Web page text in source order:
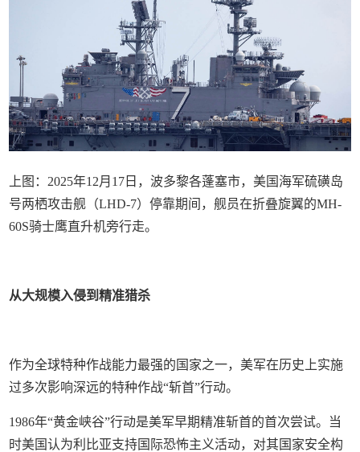
上图：2025年12月17日，波多黎各蓬塞市，美国海军硫磺岛
号两栖攻击舰（LHD-7）停靠期间，舰员在折叠旋翼的MH-
60S骑士鹰直升机旁行走。
从大规模入侵到精准猎杀
作为全球特种作战能力最强的国家之一，美军在历史上实施
过多次影响深远的特种作战“斩首”行动。
1986年“黄金峡谷”行动是美军早期精准斩首的首次尝试。当
时美国认为利比亚支持国际恐怖主义活动，对其国家安全构